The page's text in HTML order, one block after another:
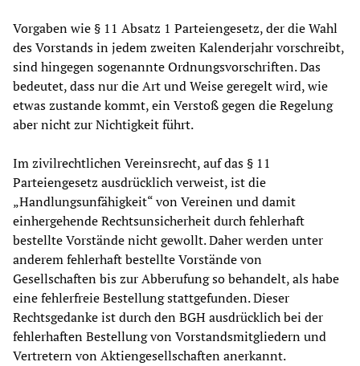
Vorgaben wie § 11 Absatz 1 Parteiengesetz, der die Wahl
des Vorstands in jedem zweiten Kalenderjahr vorschreibt,
sind hingegen sogenannte Ordnungsvorschriften. Das
bedeutet, dass nur die Art und Weise geregelt wird, wie
etwas zustande kommt, ein Verstoß gegen die Regelung
aber nicht zur Nichtigkeit führt.
Im zivilrechtlichen Vereinsrecht, auf das § 11
Parteiengesetz ausdrücklich verweist, ist die
„Handlungsunfähigkeit“ von Vereinen und damit
einhergehende Rechtsunsicherheit durch fehlerhaft
bestellte Vorstände nicht gewollt. Daher werden unter
anderem fehlerhaft bestellte Vorstände von
Gesellschaften bis zur Abberufung so behandelt, als habe
eine fehlerfreie Bestellung stattgefunden. Dieser
Rechtsgedanke ist durch den BGH ausdrücklich bei der
fehlerhaften Bestellung von Vorstandsmitgliedern und
Vertretern von Aktiengesellschaften anerkannt.